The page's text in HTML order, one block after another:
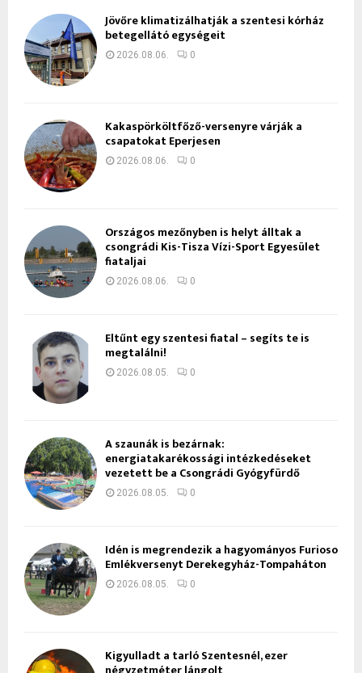
Jövőre klimatizálhatják a szentesi kórház
betegellátó egységeit
2026.08.06. 0
Kakaspörköltfőző-versenyre várják a
csapatokat Eperjesen
2026.08.06. 0
Országos mezőnyben is helyt álltak a
csongrádi Kis-Tisza Vízi-Sport Egyesület
fiataljai
2026.08.06. 0
Eltűnt egy szentesi fiatal – segíts te is
megtalálni!
2026.08.05. 0
A szaunák is bezárnak:
energiatakarékossági intézkedéseket
vezetett be a Csongrádi Gyógyfürdő
2026.08.05. 0
Idén is megrendezik a hagyományos Furioso
Emlékversenyt Derekegyház-Tompaháton
2026.08.05. 0
Kigyulladt a tarló Szentesnél, ezer